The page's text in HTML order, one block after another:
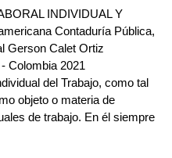
INDIVIDUAL Y
Contaduría Pública,
Gerson Calet Ortiz
Colombia 2021
del Trabajo, como tal
objeto o materia de
de trabajo. En él siempre